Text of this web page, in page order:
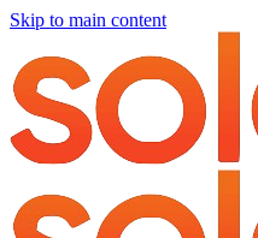
Skip to main content